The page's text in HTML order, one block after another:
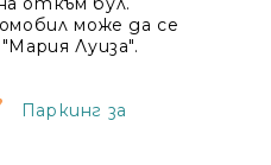
може да се
Луиза".
Паркинг за